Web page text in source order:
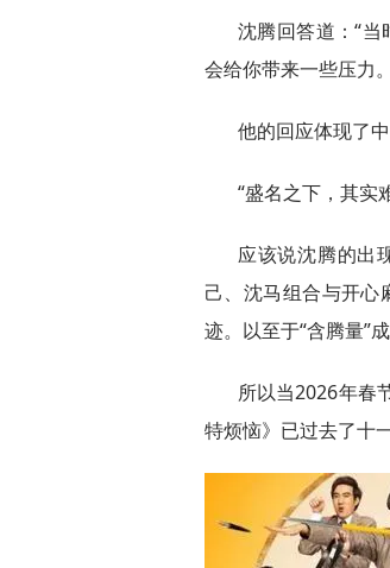
沈腾回答道：“
会给你带来一些压力
他的回应体现了
“盛名之下，其实
应该说沈腾的出
己、沈马组合与开心
迹。以至于“含腾量”
所以当2026年春
特烦恼》已过去了十一